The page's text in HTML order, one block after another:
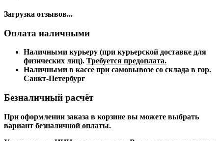
Загрузка отзывов...
Оплата наличными
Наличными курьеру (при курьерской доставке для
физических лиц). Требуется предоплата.
Наличными в кассе при самовывозе со склада в гор.
Санкт-Петербург
Безналичный расчёт
При оформлении заказа в корзине вы можете выбрать
вариант безналичной оплаты.